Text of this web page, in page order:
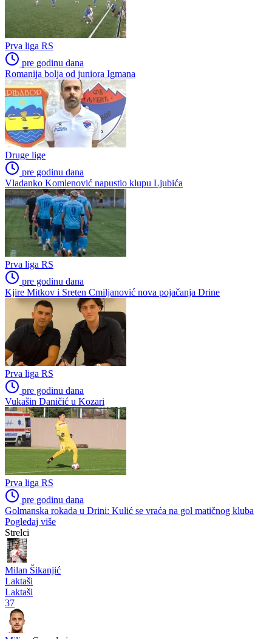
Fudbal opasan po život:
"Čišćenje" lopte uzrokovalo
saobraćajni udes (VIDEO)
Liga višeg ranga
Premijer liga BiH
Ostala takmičenja
Prva liga FBiH
Niži rang
Druga liga – Zapad
Druga liga – Istok
Poslednje vesti
Prva liga RS
pre godinu dana
Romanija bolja od juniora Igmana
Druge lige
pre godinu dana
Vladanko Komlenović napustio klupu Ljubića
Prva liga RS
pre godinu dana
Kjire Mitkov i Sreten Cmiljanović nova pojačanja Drine
Prva liga RS